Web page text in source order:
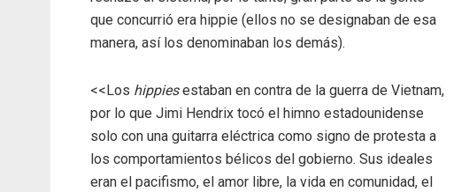
que concurrió era hippie (ellos no se designaban de esa
manera, así los denominaban los demás).
<<Los hippiesestaban en contra de la guerra de Vietnam,
por lo que Jimi Hendrix tocó el himno estadounidense
solo con una guitarra eléctrica como signo de protesta a
los comportamientos bélicos del gobierno. Sus ideales
eran el pacifismo, el amor libre, la vida en comunidad, el